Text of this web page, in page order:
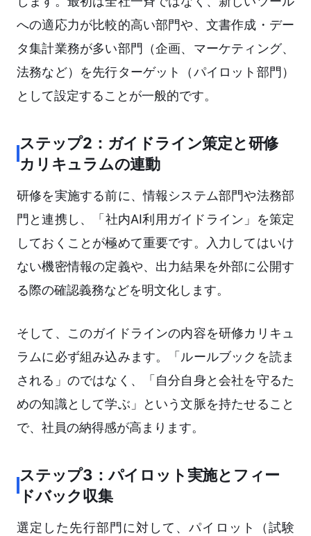
への適応力が比較的高い部門や、文書作成・デー
タ集計業務が多い部門（企画、マーケティング、
法務など）を先行ターゲット（パイロット部門）
として設定することが一般的です。
ステップ2：ガイドライン策定と研修
カリキュラムの連動
研修を実施する前に、情報システム部門や法務部
門と連携し、「社内AI利用ガイドライン」を策定
しておくことが極めて重要です。入力してはいけ
ない機密情報の定義や、出力結果を外部に公開す
る際の確認義務などを明文化します。
そして、このガイドラインの内容を研修カリキュ
ラムに必ず組み込みます。「ルールブックを読ま
される」のではなく、「自分自身と会社を守るた
めの知識として学ぶ」という文脈を持たせること
で、社員の納得感が高まります。
ステップ3：パイロット実施とフィー
ドバック収集
選定した先行部門に対して、パイロット（試験